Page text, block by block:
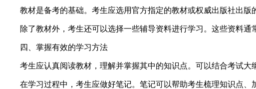
教材是备考的基础。考生应选用官方指定的教材或权威出版社出版
除了教材外，考生还可以选择一些辅导资料进行学习。这些资料通
四、掌握有效的学习方法
考生应认真阅读教材，理解并掌握其中的知识点。可以结合考试大
在学习过程中，考生应做好笔记。笔记可以帮助考生梳理知识点、